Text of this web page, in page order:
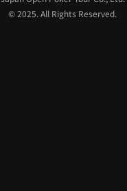
© 2025. All Rights Reserved.